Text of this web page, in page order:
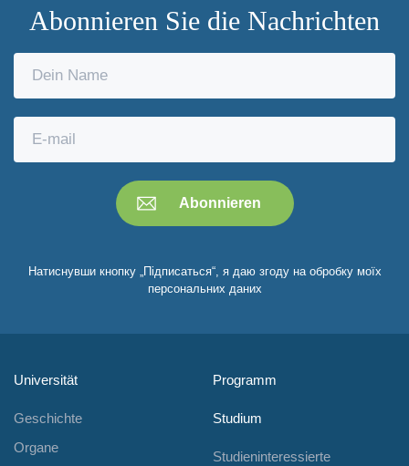
Abonnieren Sie die Nachrichten
Натиснувши кнопку „Підписаться“, я даю згоду на обробку моїх
персональних даних
Universität
Geschichte
Organe
Programm
Studium
Studieninteressierte